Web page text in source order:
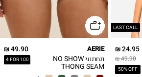
LAST CALL
24.95 ₪
49.90 ₪
50% OFF
49.90 ₪
4 FOR 100
AERIE
תחתוני NO SHOW
THONG SEAM